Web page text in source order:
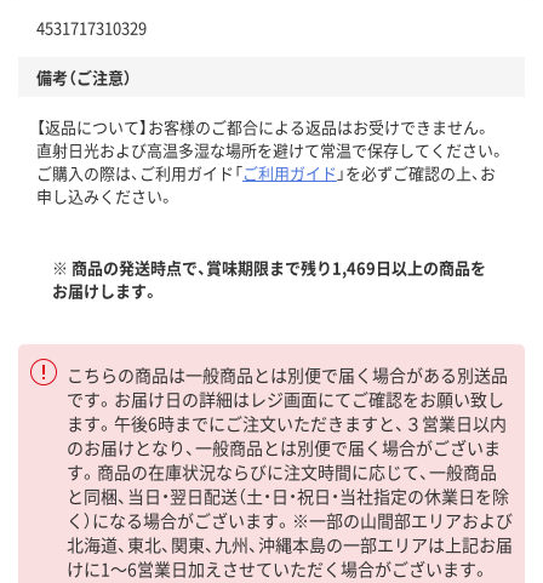
4531717310329
備考（ご注意）
【返品について】お客様のご都合による返品はお受けできません。
直射日光および高温多湿な場所を避けて常温で保存してください。
ご購入の際は、ご利用ガイド「ご利用ガイド 」を必ずご確認の上、お
申し込みください。
※ 商品の発送時点で、賞味期限まで残り1,469日以上の商品を
お届けします。
こちらの商品は一般商品とは別便で届く場合がある別送品
です。お届け日の詳細はレジ画面にてご確認をお願い致し
ます。午後6時までにご注文いただきますと、３営業日以内
のお届けとなり、一般商品とは別便で届く場合がございま
す。商品の在庫状況ならびに注文時間に応じて、一般商品
と同梱、当日・翌日配送（土・日・祝日・当社指定の休業日を除
く）になる場合がございます。※一部の山間部エリアおよび
北海道、東北、関東、九州、沖縄本島の一部エリアは上記お届
けに1～6営業日加えさせていただく場合がございます。